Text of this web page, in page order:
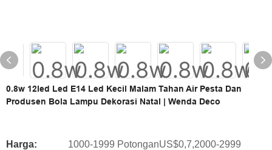
0.8w 12led Led E14 Led Kecil Malam Tahan Air Pesta Dan
Produsen Bola Lampu Dekorasi Natal | Wenda Deco
Harga:
1000-1999 PotonganUS$0,7,2000-2999